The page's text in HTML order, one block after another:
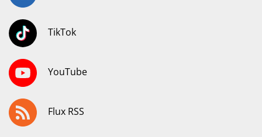
TikTok
YouTube
Flux RSS